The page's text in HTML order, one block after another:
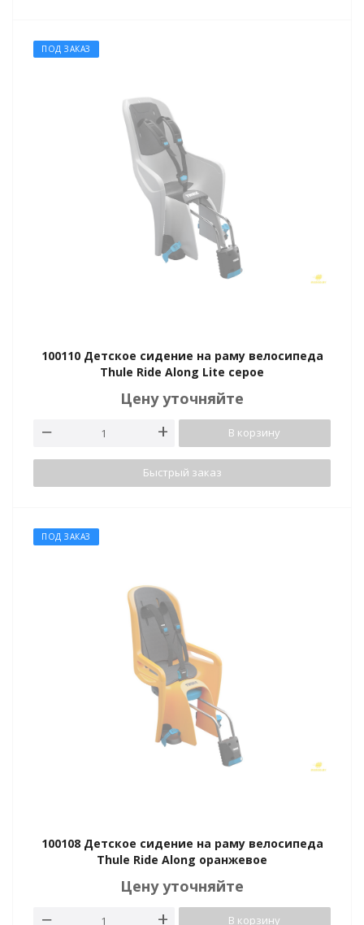
ПОД ЗАКАЗ
100110 Детское сидение на раму велосипеда
Thule Ride Along Lite серое
Цену уточняйте
В корзину
Быстрый заказ
ПОД ЗАКАЗ
100108 Детское сидение на раму велосипеда
Thule Ride Along оранжевое
Цену уточняйте
В корзину